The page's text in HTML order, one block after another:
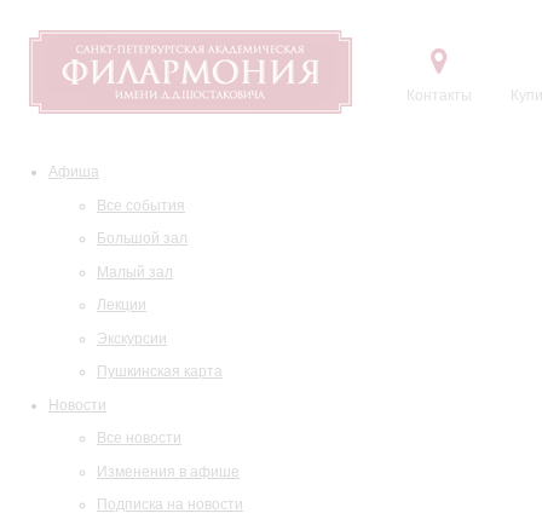
Контакты
Афиша
Все события
Большой зал
Малый зал
Лекции
Экскурсии
Пушкинская карта
Новости
Все новости
Изменения в афише
Подписка на новости